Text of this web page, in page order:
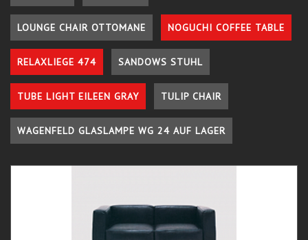
LOUNGE CHAIR OTTOMANE NOGUCHI COFFEE TABLE
RELAXLIEGE 474 SANDOWS STUHL
TUBE LIGHT EILEEN GRAY TULIP CHAIR
WAGENFELD GLASLAMPE WG 24 AUF LAGER